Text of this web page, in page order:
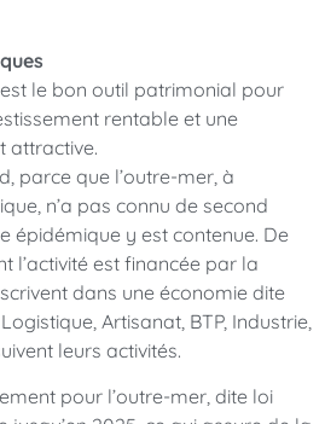
le bon outil patrimonial pour
rentable et une
attractive.
parce que l’outre-mer, à
n’a pas connu de second
épidémique y est contenue. De
l’activité est financée par la
dans une économie dite
Artisanat, BTP, Industrie,
leurs activités.
pour l’outre-mer, dite loi